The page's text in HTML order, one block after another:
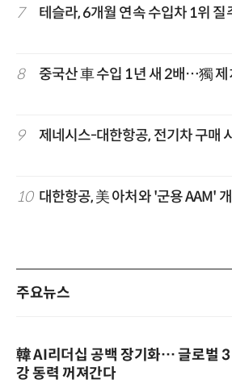
7 테슬라, 6개월 연속 수입차 1위 질
8 중국산 車 수입 1년 새 2배…獨 제
9 제네시스-대한항공, 전기차 구매
10 대한항공, 美 아처와 '군용 AAM'
주요뉴스
韓 AI리더십 공백 장기화… 글로벌 3
강 동력 꺼져간다